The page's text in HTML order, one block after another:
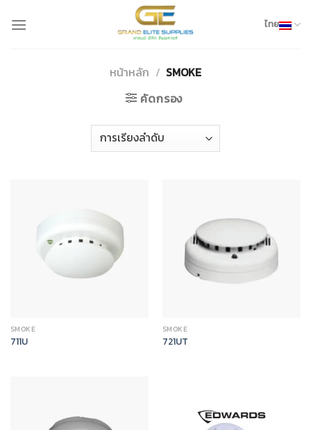
ไทย
หน้าหลัก / SMOKE
คัดกรอง
SMOKE
711U
SMOKE
721UT